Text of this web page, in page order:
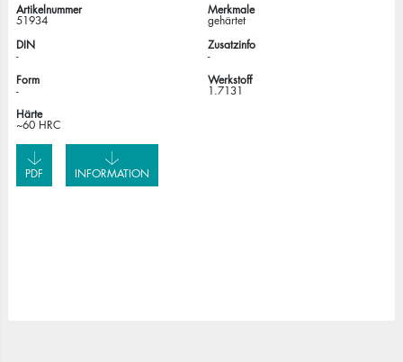
Artikelnummer
51934
Merkmale
gehärtet
DIN
-
Zusatzinfo
-
Form
-
Werkstoff
1.7131
Härte
~60 HRC
PDF INFORMATION